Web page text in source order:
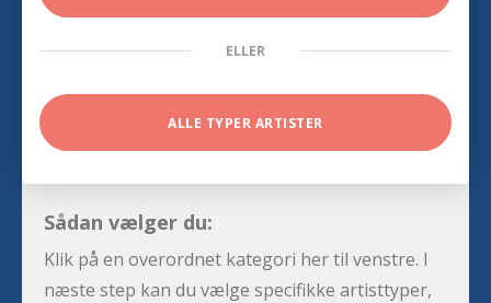
ELLER
ALLE TYPER ARTISTER
Sådan vælger du:
Klik på en overordnet kategori her til venstre. I
næste step kan du vælge specifikke artisttyper,